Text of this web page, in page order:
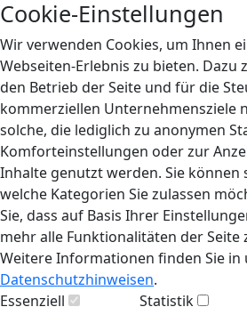
Cookie-Einstellungen
Wir verwenden Cookies, um Ihnen
Webseiten-Erlebnis zu bieten. Dazu
den Betrieb der Seite und für die
kommerziellen Unternehmensziele
solche, die lediglich zu anonymen
Komforteinstellungen oder zur
Inhalte genutzt werden. Sie können
welche Kategorien Sie zulassen
Sie, dass auf Basis Ihrer
mehr alle Funktionalitäten der
Weitere Informationen finden Sie in
Datenschutzhinweisen.
Essenziell
Statistik